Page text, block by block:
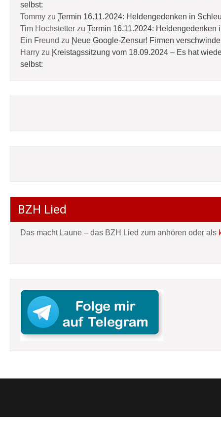
selbst:
Tommy zu Termin 16.11.2024: Heldengedenken in
Tim Hochstetter zu Termin 16.11.2024: Heldengedenken
Ein Freund zu Neue Google-Zensur! Firmen
Harry zu Kreistagssitzung vom 18.09.2024 – Es hat
selbst:
BZH Lied
Das macht Laune – das BZH Lied zum anhören oder als